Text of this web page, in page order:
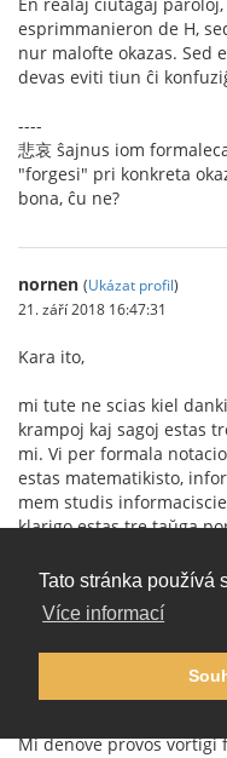
Tato stránka používá
Více informací
esprimmanieron de H,
nur malofte okazas. Sed
devas eviti tiun ĉi
----
悲哀 ŝajnus iom
"forgesi" pri konkreta
bona, ĉu ne?
nornen (Ukázat profil)
21. září 2018 16:47:31
Kara ito,
mi tute ne scias kiel
krampoj kaj sagoj estas
mi. Vi per formala
estas matematikisto,
mem studis
klarigo estas tre taŭga
Mi jam vidis mian eraron (
similan al (I) (たり〜たりす
Mi ankaŭ komprenas la
),
intencitan signifcon per
み言ってーー忘れた
Mi denove provos vortigi